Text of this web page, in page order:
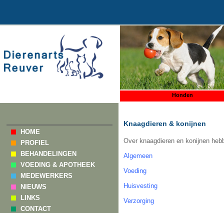
Honden
HOME
PROFIEL
BEHANDELINGEN
VOEDING & APOTHEEK
MEDEWERKERS
NIEUWS
LINKS
CONTACT
Knaagdieren & konijnen
Over knaagdieren en konijnen
Algemeen
Voeding
Huisvesting
Verzorging